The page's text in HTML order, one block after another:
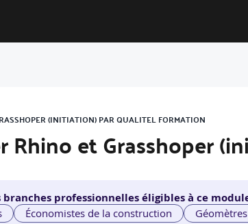
(INITIATION) PAR QUALITEL FORMATION
Rhino et Grasshoper
branches professionnelles éligibles à ce
Économistes de la construction